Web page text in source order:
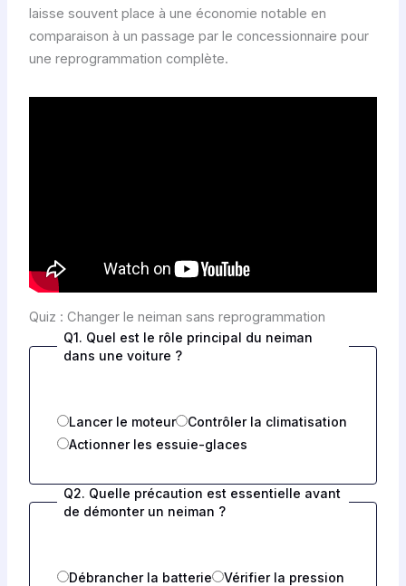
laisse souvent place à une économie notable en
comparaison à un passage par le concessionnaire pour
une reprogrammation complète.
Quiz : Changer le neiman sans reprogrammation
Q1. Quel est le rôle principal du neiman
dans une voiture ?
Lancer le moteur
Contrôler la climatisation
Actionner les essuie-glaces
Q2. Quelle précaution est essentielle avant
de démonter un neiman ?
Débrancher la batterie
Vérifier la pression